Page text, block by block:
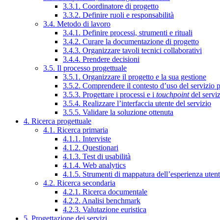
3.3.1. Coordinatore di progetto
3.3.2. Definire ruoli e responsabilità
3.4. Metodo di lavoro
3.4.1. Definire processi, strumenti e rituali
3.4.2. Curare la documentazione di progetto
3.4.3. Organizzare tavoli tecnici collaborativi
3.4.4. Prendere decisioni
3.5. Il processo progettuale
3.5.1. Organizzare il progetto e la sua gestione
3.5.2. Comprendere il contesto d’uso del servizio
3.5.3. Progettare i processi e i touchpointdel
3.5.4. Realizzare l’interfaccia utente del servizio
3.5.5. Validare la soluzione ottenuta
4. Ricerca progettuale
4.1. Ricerca primaria
4.1.1. Interviste
4.1.2. Questionari
4.1.3. Test di usabilità
4.1.4. Web analytics
4.1.5. Strumenti di mappatura dell’esperienza
4.2. Ricerca secondaria
4.2.1. Ricerca documentale
4.2.2. Analisi benchmark
4.2.3. Valutazione euristica
5. Progettazione dei servizi